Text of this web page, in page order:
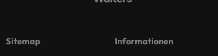
Sitemap Informationen